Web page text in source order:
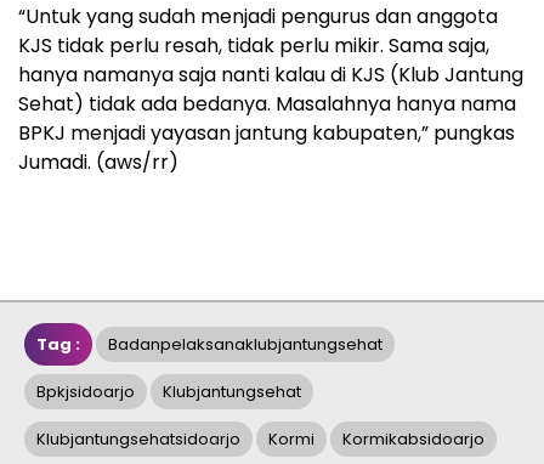
“Untuk yang sudah menjadi pengurus dan anggota
KJS tidak perlu resah, tidak perlu mikir. Sama saja,
hanya namanya saja nanti kalau di KJS (Klub Jantung
Sehat) tidak ada bedanya. Masalahnya hanya nama
BPKJ menjadi yayasan jantung kabupaten,” pungkas
Jumadi. (aws/rr)
Tag : Badanpelaksanaklubjantungsehat
Bpkjsidoarjo Klubjantungsehat
Klubjantungsehatsidoarjo Kormi Kormikabsidoarjo